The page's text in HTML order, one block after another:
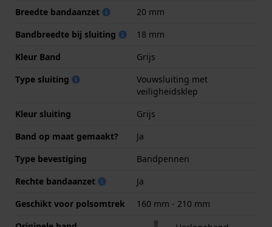
Breedte bandaanzet
20 mm
Bandbreedte bij sluiting
18 mm
Kleur Band
Grijs
Type sluiting
Vouwsluiting met
veiligheidsklep
Kleur sluiting
Grijs
Band op maat gemaakt?
Ja
Type bevestiging
Bandpennen
Rechte bandaanzet
Ja
Geschikt voor polsomtrek
160 mm - 210 mm